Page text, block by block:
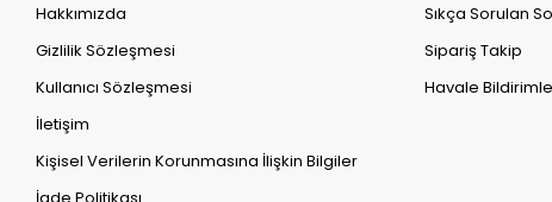
Hakkımızda
Gizlilik Sözleşmesi
Kullanıcı Sözleşmesi
İletişim
Kişisel Verilerin Korunmasına İlişkin Bilgiler
İade Politikası
Sıkça Sorulan
Sipariş Takip
Havale